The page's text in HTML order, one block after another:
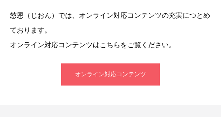
慈恩（じおん）では、オンライン対応コンテンツの充実につとめ
ております。
オンライン対応コンテンツはこちらをご覧ください。
オンライン対応コンテンツ